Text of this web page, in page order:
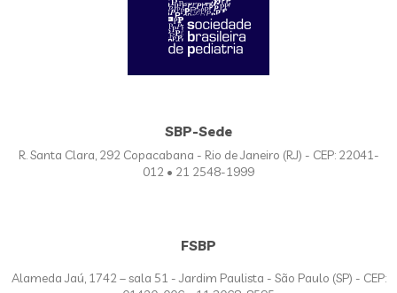
SBP-Sede
R. Santa Clara, 292 Copacabana - Rio de Janeiro (RJ) - CEP: 22041-
012 • 21 2548-1999
FSBP
Alameda Jaú, 1742 – sala 51 - Jardim Paulista - São Paulo (SP) - CEP: